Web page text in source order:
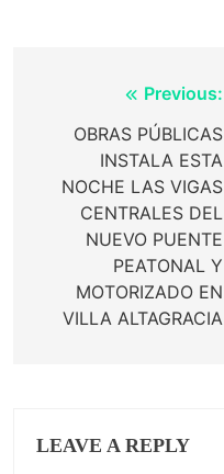
navigation
Previous:
OBRAS PÚBLICAS
INSTALA ESTA
NOCHE LAS VIGAS
CENTRALES DEL
NUEVO PUENTE
PEATONAL Y
MOTORIZADO EN
VILLA ALTAGRACIA
LEAVE A REPLY